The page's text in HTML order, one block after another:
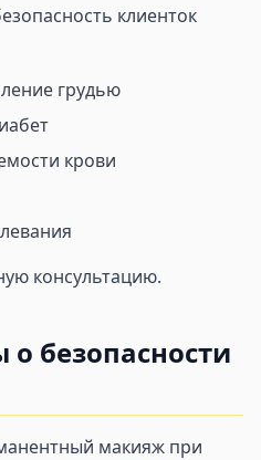
клиенток
грудью
крови
консультацию.
безопасности
макияж при